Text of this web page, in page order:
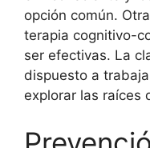
opción común.
terapia cognitivo-
ser efectivas. La
dispuesto a
explorar las raíces